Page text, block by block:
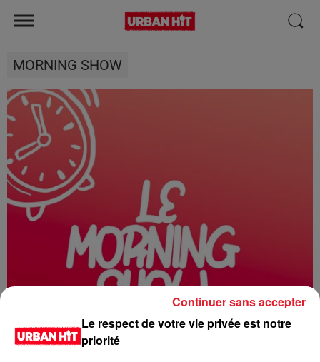
MORNING SHOW
Le respect de votre vie privée est notre
priorité
Continuer sans accepter